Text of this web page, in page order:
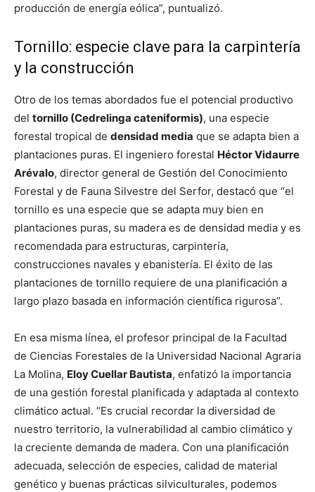
producción de energía eólica”, puntualizó.
Tornillo: especie clave para la carpintería
y la construcción
Otro de los temas abordados fue el potencial productivo
del tornillo (Cedrelinga cateniformis), una especie
forestal tropical de densidad media que se adapta bien a
plantaciones puras. El ingeniero forestal Héctor Vidaurre
Arévalo, director general de Gestión del Conocimiento
Forestal y de Fauna Silvestre del Serfor, destacó que “el
tornillo es una especie que se adapta muy bien en
plantaciones puras, su madera es de densidad media y es
recomendada para estructuras, carpintería,
construcciones navales y ebanistería. El éxito de las
plantaciones de tornillo requiere de una planificación a
largo plazo basada en información científica rigurosa”.
En esa misma línea, el profesor principal de la Facultad
de Ciencias Forestales de la Universidad Nacional Agraria
La Molina, Eloy Cuellar Bautista, enfatizó la importancia
de una gestión forestal planificada y adaptada al contexto
climático actual. “Es crucial recordar la diversidad de
nuestro territorio, la vulnerabilidad al cambio climático y
la creciente demanda de madera. Con una planificación
adecuada, selección de especies, calidad de material
genético y buenas prácticas silviculturales, podemos